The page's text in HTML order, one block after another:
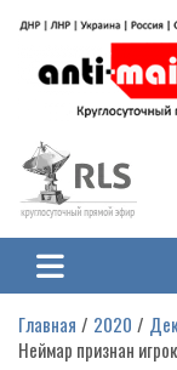
содержимому
на Украине
гражданской войне
ЛНР и других регионах.
Главная 2020
Неймар признан